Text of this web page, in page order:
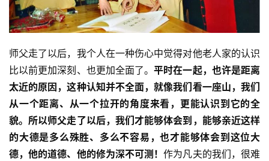
师父走了以后，我个人在一种伤心中觉得对他老人家的认识
比以前更加深刻、也更加全面了。平时在一起，也许是距离
太近的原因，这种认知并不全面，就像我们看一座山，我们
从一个距离、从一个拉开的角度来看，更能认识到它的全
貌。所以师父走了以后，我们才能够体会到，能够亲近这样
的大德是多么殊胜、多么不容易，也才能够体会到这位大
德，他的道德、他的修为深不可测！作为凡夫的我们，很难